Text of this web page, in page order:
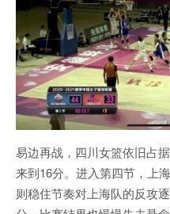
易边再战，四川女篮依旧占
来到16分。进入第四节，上
则稳住节奏对上海队的反攻